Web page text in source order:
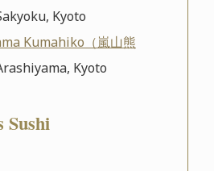
Kyoto
Kumahiko（嵐山熊
Kyoto
Sushi